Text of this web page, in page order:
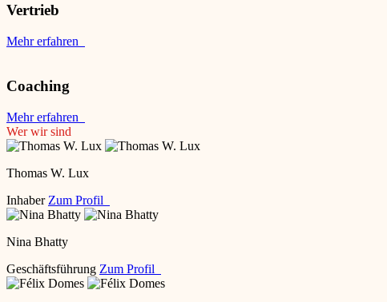
Vertrieb
Mehr erfahren
Coaching
Mehr erfahren
Wer wir sind
Thomas W. Lux
Inhaber Zum Profil
Nina Bhatty
Geschäftsführung Zum Profil